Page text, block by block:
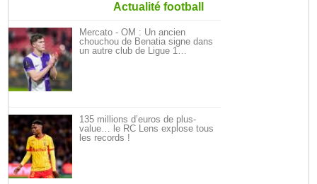
Actualité football
Mercato - OM : Un ancien
chouchou de Benatia signe dans
un autre club de Ligue 1…
135 millions d’euros de plus-
value… le RC Lens explose tous
les records !